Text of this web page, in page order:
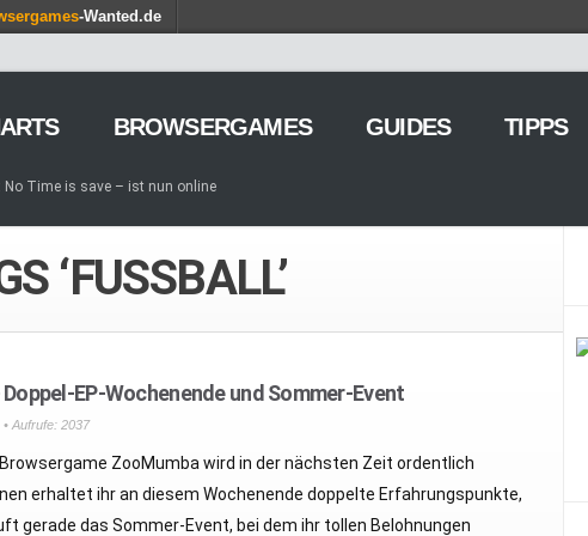
-Wanted.de
BROWSERGAMES GUIDES TIPPS
No Time is save – ist nun online
– Gewaltfreie Wirtschaftssimulation auf dem roten
of Empires – Winter-Event 2015 und Frosty
– Holt euch die Gärtnerei für eure Schlemmerfarm
‘FUSSBALL’
EP-Wochenende und Sommer-Event
• Aufrufe: 2037
ZooMumba wird in der nächsten Zeit ordentlich
erhaltet ihr an diesem Wochenende doppelte Erfahrungspunkte,
gerade das Sommer-Event, bei dem ihr tollen Belohnungen